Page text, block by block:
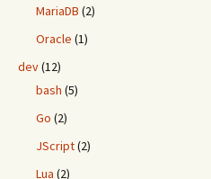
MariaDB (2)
Oracle (1)
dev(12)
bash (5)
Go (2)
JScript(2)
Lua (2)